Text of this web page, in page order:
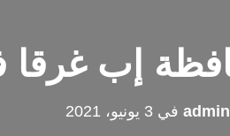
إب
admin في3 يونيو، 2021